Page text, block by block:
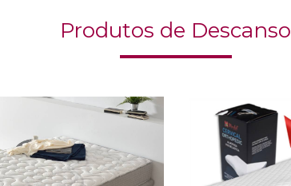
Produtos de Descanso